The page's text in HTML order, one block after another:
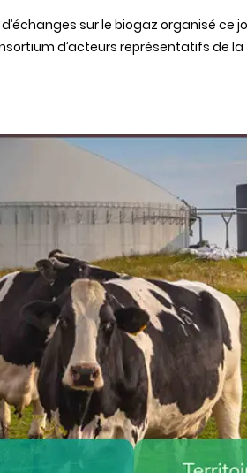
d’échanges sur le biogaz organisé
d’acteurs représentatifs de